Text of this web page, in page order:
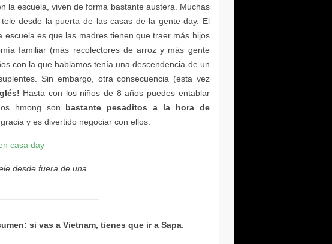
bastante pesaditos a la hora de
desde fuera de una
si vas a Vietnam, tienes que ir a Sapa